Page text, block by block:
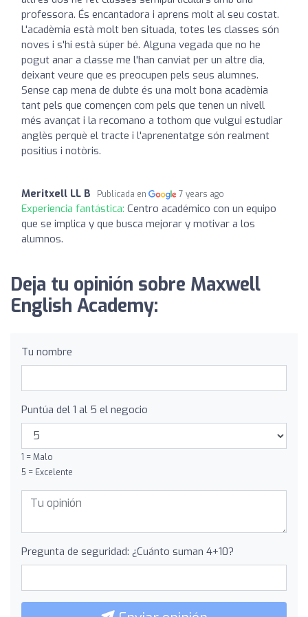
professora. És encantadora i aprens molt al seu costat.
L'acadèmia està molt ben situada, totes les classes són
noves i s'hi està súper bé. Alguna vegada que no he
pogut anar a classe me l'han canviat per un altre dia,
deixant veure que es preocupen pels seus alumnes.
Sense cap mena de dubte és una molt bona acadèmia
tant pels que començen com pels que tenen un nivell
més avançat i la recomano a tothom que vulgui estudiar
anglès perquè el tracte i l'aprenentatge són realment
positius i notòris.
Meritxell LL B Publicada en 7 years ago
Experiencia fantástica: Centro académico con un equipo
que se implica y que busca mejorar y motivar a los
alumnos.
Deja tu opinión sobre Maxwell
English Academy:
Tu nombre
Puntúa del 1 al 5 el negocio
1 = Malo
5 = Excelente
Pregunta de seguridad: ¿Cuánto suman 4+10?